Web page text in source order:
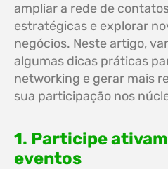
ampliar a rede de
estratégicas e explorar
negócios. Neste artigo,
algumas dicas práticas
networking e gerar mais
sua participação nos
1. Participe
eventos